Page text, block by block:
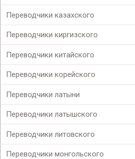
Переводчики казахского
Переводчики киргизского
Переводчики китайского
Переводчики корейского
Переводчики латыни
Переводчики латышского
Переводчики литовского
Переводчики монгольского